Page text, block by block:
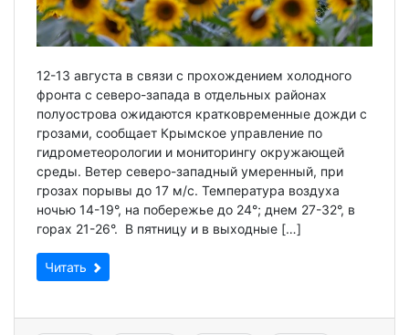
12-13 августа в связи с прохождением холодного
фронта с северо-запада в отдельных районах
полуострова ожидаются кратковременные дожди с
грозами, сообщает Крымское управление по
гидрометеорологии и мониторингу окружающей
среды. Ветер северо-западный умеренный, при
грозах порывы до 17 м/с. Температура воздуха
ночью 14-19°, на побережье до 24°; днем 27-32°, в
горах 21-26°. В пятницу и в выходные […]
Читать